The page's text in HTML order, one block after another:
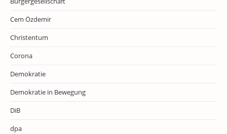
Cem Özdemir
Christentum
Corona
Demokratie
Demokratie in Bewegung
DiB
dpa